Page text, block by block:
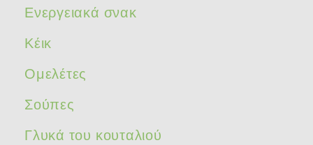
Ενεργειακά σνακ
Κέικ
Ομελέτες
Σούπες
Γλυκά του κουταλιού